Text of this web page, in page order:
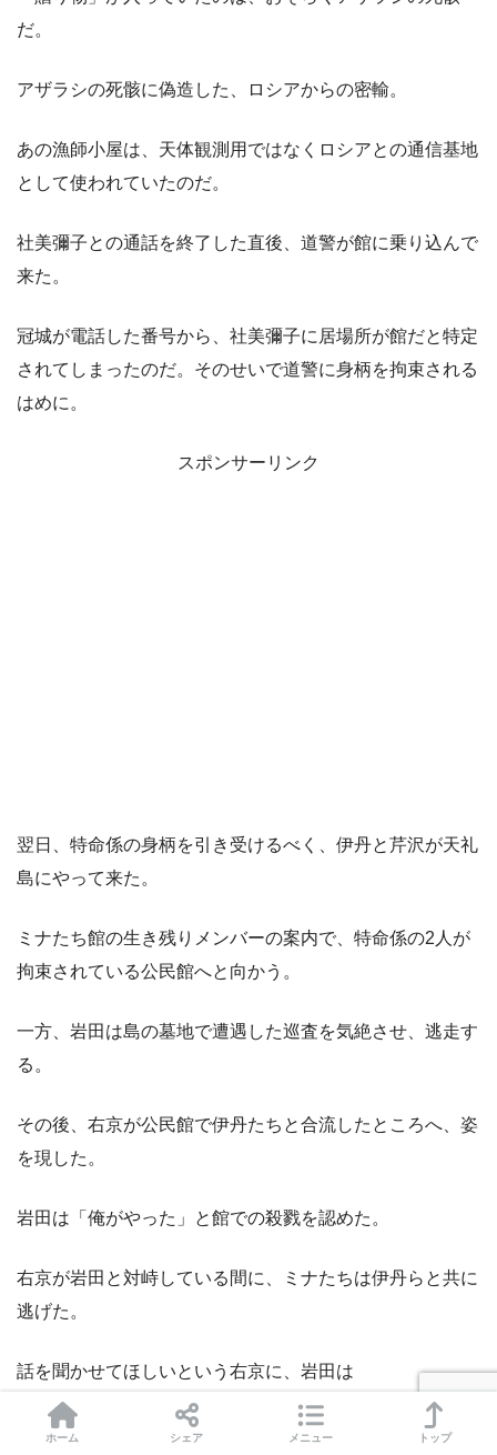
だ。
アザラシの死骸に偽造した、ロシアからの密輸。
あの漁師小屋は、天体観測用ではなくロシアとの通信基地
として使われていたのだ。
社美彌子との通話を終了した直後、道警が館に乗り込んで
来た。
冠城が電話した番号から、社美彌子に居場所が館だと特定
されてしまったのだ。そのせいで道警に身柄を拘束される
はめに。
スポンサーリンク
翌日、特命係の身柄を引き受けるべく、伊丹と芹沢が天礼
島にやって来た。
ミナたち館の生き残りメンバーの案内で、特命係の2人が
拘束されている公民館へと向かう。
一方、岩田は島の墓地で遭遇した巡査を気絶させ、逃走す
る。
その後、右京が公民館で伊丹たちと合流したところへ、姿
を現した。
岩田は「俺がやった」と館での殺戮を認めた。
右京が岩田と対峙している間に、ミナたちは伊丹らと共に
逃げた。
話を聞かせてほしいという右京に、岩田は
ホーム シェア メニュー トップ